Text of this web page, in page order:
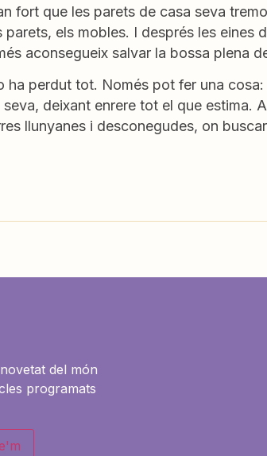
fort que les parets de casa seva
els mobles. I després les eines
aconsegueix salvar la bossa plena
ha perdut tot. Només pot fer una
deixant enrere tot el que estima.
llunyanes i desconegudes, on
del món
programats